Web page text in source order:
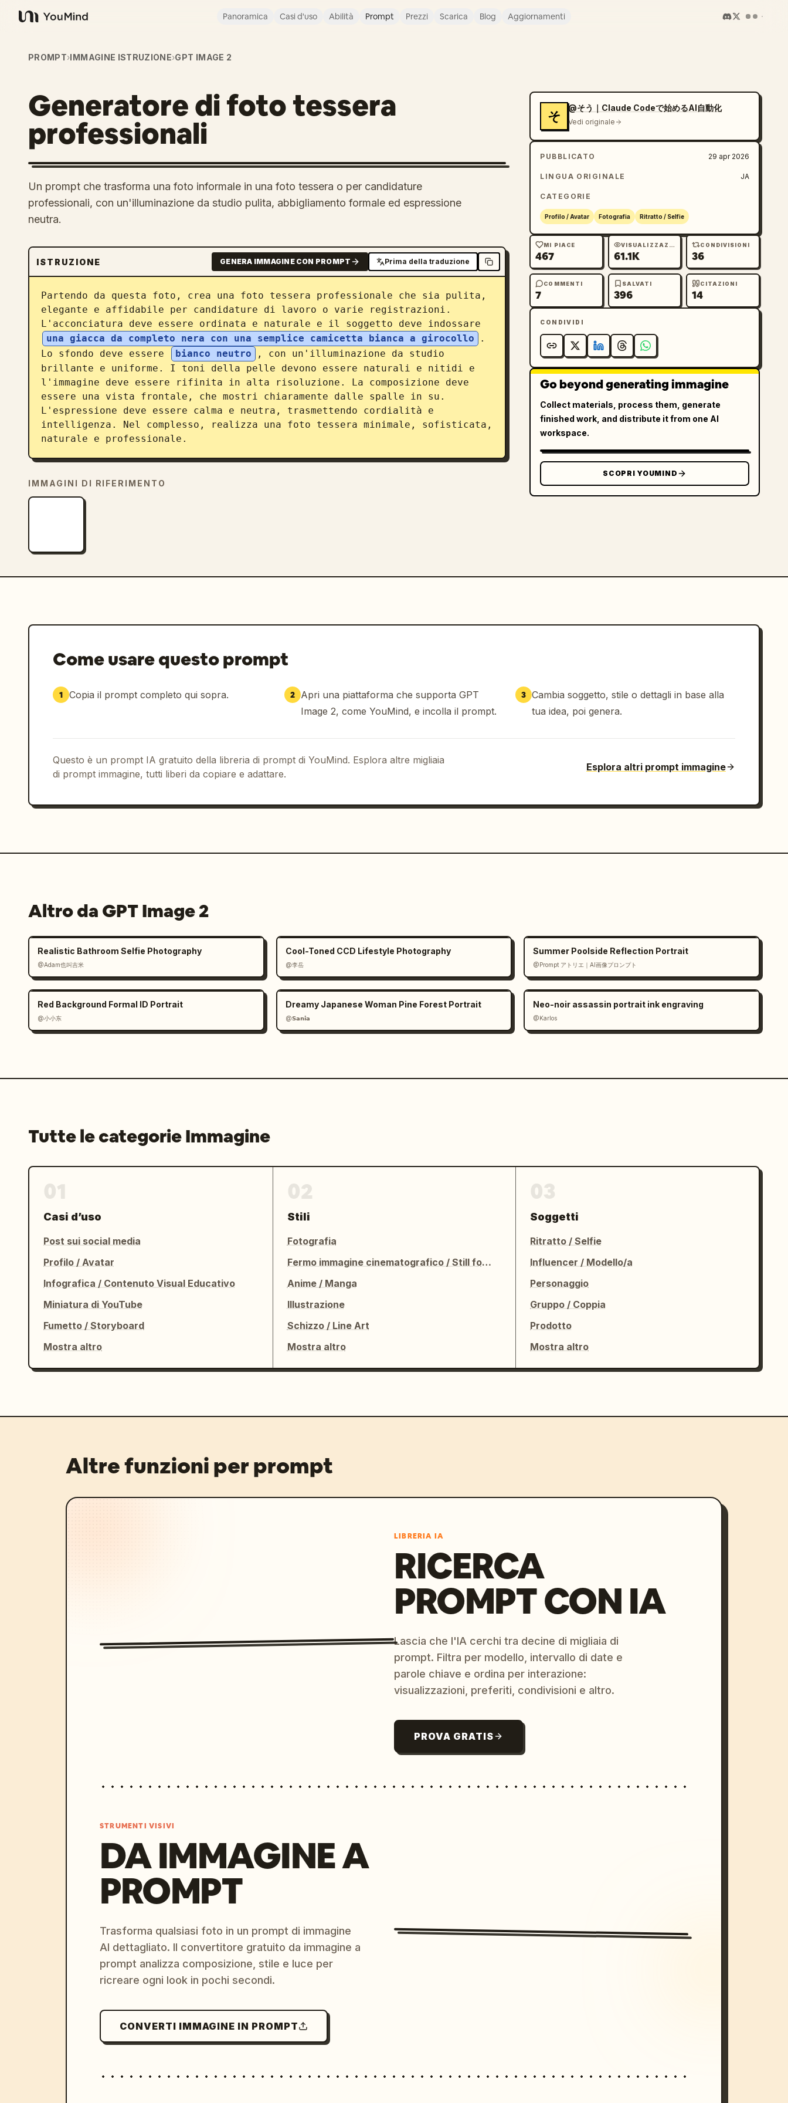
YouMind
Panoramica Casi d'uso Abilità Prompt Prezzi Scarica Blog Aggiornamenti
PROMPT›IMMAGINE ISTRUZIONE›GPT IMAGE 2
Generatore di foto tessera
professionali
Un prompt che trasforma una foto informale in una foto tessera o per candidature
professionali, con un'illuminazione da studio pulita, abbigliamento formale ed espressione
neutra.
ISTRUZIONE GENERA IMMAGINE CON PROMPT Prima della traduzione
Partendo da questa foto, crea una foto tessera professionale che sia pulita,
elegante e affidabile per candidature di lavoro o varie registrazioni.
L'acconciatura deve essere ordinata e naturale e il soggetto deve indossare
una giacca da completo nera con una semplice camicetta bianca a girocollo
.
Lo sfondo deve essere
bianco neutro
, con un'illuminazione da studio
brillante e uniforme. I toni della pelle devono essere naturali e nitidi e
l'immagine deve essere rifinita in alta risoluzione. La composizione deve
essere una vista frontale, che mostri chiaramente dalle spalle in su.
L'espressione deve essere calma e neutra, trasmettendo cordialità e
intelligenza. Nel complesso, realizza una foto tessera minimale, sofisticata,
naturale e professionale.
IMMAGINI DI RIFERIMENTO
そ
@そう｜Claude Codeで始めるAI自動化
Vedi originale
PUBBLICATO 29 apr 2026
LINGUA ORIGINALE JA
CATEGORIE
Profilo / Avatar Fotografia Ritratto / Selfie
MI PIACE
467
VISUALIZZAZIONI
61.1K
CONDIVISIONI
36
COMMENTI
7
SALVATI
396
CITAZIONI
14
CONDIVIDI
Go beyond generating immagine
Collect materials, process them, generate
finished work, and distribute it from one AI
workspace.
SCOPRI YOUMIND
Come usare questo prompt
1 Copia il prompt completo qui sopra. 2 Apri una piattaforma che supporta GPT
Image 2, come YouMind, e incolla il prompt.
3 Cambia soggetto, stile o dettagli in base alla
tua idea, poi genera.
Questo è un prompt IA gratuito della libreria di prompt di YouMind. Esplora altre migliaia
di prompt immagine, tutti liberi da copiare e adattare.
Esplora altri prompt immagine
Altro da GPT Image 2
Realistic Bathroom Selfie Photography
@Adam也叫吉米
Cool-Toned CCD Lifestyle Photography
@李岳
Summer Poolside Reflection Portrait
@Prompt アトリエ｜AI画像プロンプト
Red Background Formal ID Portrait
@小小东
Dreamy Japanese Woman Pine Forest Portrait
@𝗦𝗮𝗻𝗶𝗮
Neo-noir assassin portrait ink engraving
@Karlos
Tutte le categorie Immagine
Casi d’uso
Post sui social media
Profilo / Avatar
Infografica / Contenuto Visual Educativo
Miniatura di YouTube
Fumetto / Storyboard
Mostra altro
Stili
Fotografia
Fermo immagine cinematografico / Still fotografico
Anime / Manga
Illustrazione
Schizzo / Line Art
Mostra altro
Soggetti
Ritratto / Selfie
Influencer / Modello/a
Personaggio
Gruppo / Coppia
Prodotto
Mostra altro
Altre funzioni per prompt
LIBRERIA IA
RICERCA
PROMPT CON IA
Lascia che l'IA cerchi tra decine di migliaia di
prompt. Filtra per modello, intervallo di date e
parole chiave e ordina per interazione:
visualizzazioni, preferiti, condivisioni e altro.
PROVA GRATIS
STRUMENTI VISIVI
DA IMMAGINE A
PROMPT
Trasforma qualsiasi foto in un prompt di immagine
AI dettagliato. Il convertitore gratuito da immagine a
prompt analizza composizione, stile e luce per
ricreare ogni look in pochi secondi.
CONVERTI IMMAGINE IN PROMPT